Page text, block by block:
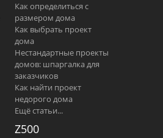
Как определиться с
размером дома
Как выбрать проект
дома
Нестандартные проекты
домов: шпаргалка для
заказчиков
Как найти проект
недорого дома
Ещё статьи...
Z500